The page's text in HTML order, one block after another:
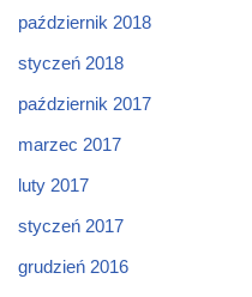
październik 2018
styczeń 2018
październik 2017
marzec 2017
luty 2017
styczeń 2017
grudzień 2016